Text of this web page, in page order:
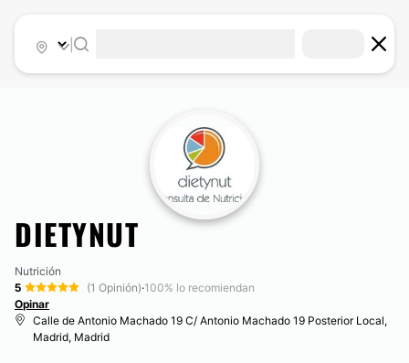
DIETYNUT
Nutrición
5
(1 Opinión)·100% lo recomiendan
Opinar
Calle de Antonio Machado 19 C/ Antonio Machado 19 Posterior Local,
Madrid, Madrid